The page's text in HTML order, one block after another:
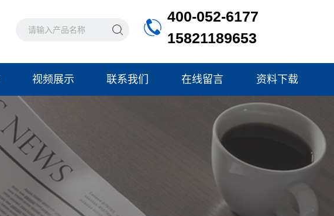
400-052-6177
15821189653
视频展示 联系我们 在线留言 资料下载